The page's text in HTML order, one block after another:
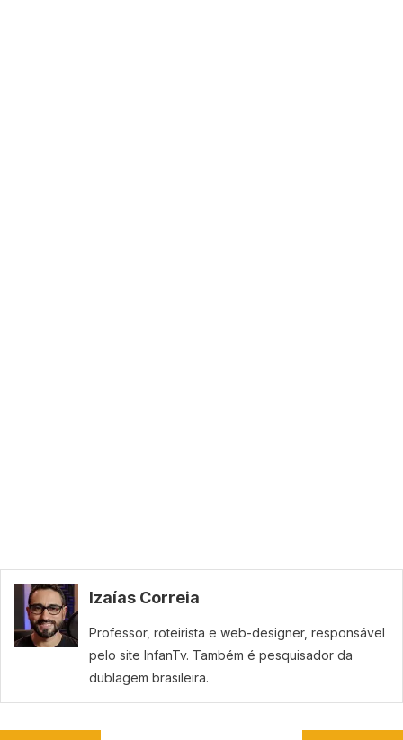
Izaías Correia
Professor, roteirista e web-designer, responsável
pelo site InfanTv. Também é pesquisador da
dublagem brasileira.